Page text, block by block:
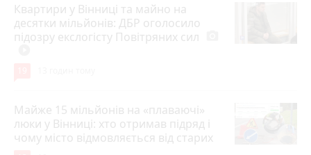
Квартири у Вінниці та майно на
десятки мільйонів: ДБР оголосило
підозру екслогісту Повітряних сил
Майже 15 мільйонів на «плаваючі»
люки у Вінниці: хто отримав підряд і
чому місто відмовляється від старих